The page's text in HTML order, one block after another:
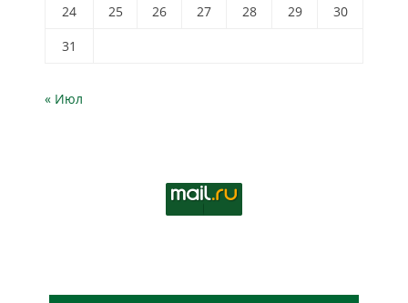
24
25 26 27 28 29
30
31
« Июл